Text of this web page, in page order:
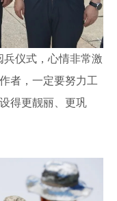
兵仪式，心情非常激
者，一定要努力工
得更靓丽、更巩